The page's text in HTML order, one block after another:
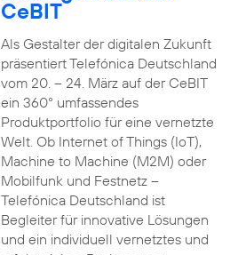
CeBIT
Als Gestalter der digitalen Zukunft
präsentiert Telefónica Deutschland
vom 20. – 24. März auf der CeBIT
ein 360° umfassendes
Produktportfolio für eine vernetzte
Welt. Ob Internet of Things (IoT),
Machine to Machine (M2M) oder
Mobilfunk und Festnetz –
Telefónica Deutschland ist
Begleiter für innovative Lösungen
und ein individuell vernetztes und